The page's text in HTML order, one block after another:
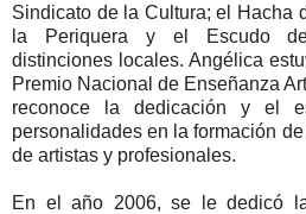
Sindicato de la Cultura; el Hacha
la Periquera y el Escudo
distinciones locales. Angélica
Premio Nacional de Enseñanza
reconoce la dedicación y el
personalidades en la formación
de artistas y profesionales.
En el año 2006, se le dedicó